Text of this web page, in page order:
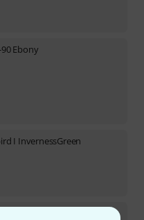
Ebony
I InvernessGreen